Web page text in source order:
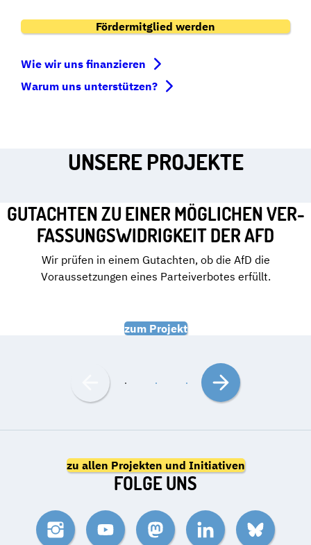
Fördermitglied werden
Wie wir uns finanzieren
Warum uns unterstützen?
UNSERE PROJEKTE
GUTACHTEN ZU EINER MÖGLICHEN VER­
FAS­SUNGS­WI­DRIG­KEIT DER AFD
Wir prüfen in einem Gutachten, ob die AfD die
Voraussetzungen eines Parteiverbotes erfüllt.
zum Projekt
Nach
links
Nach
rechts
zu allen Projekten und Initiativen
FOLGE UNS
InstagramYouTube MastodonLinkedIn Bluesky